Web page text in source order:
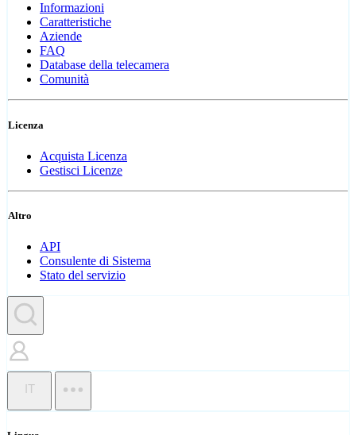
Informazioni
Caratteristiche
Aziende
FAQ
Database della telecamera
Comunità
Licenza
Acquista Licenza
Gestisci Licenze
Altro
API
Consulente di Sistema
Stato del servizio
IT